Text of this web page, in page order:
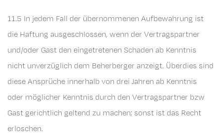
11.5 In jedem Fall der übernommenen Aufbewahrung ist
die Haftung ausgeschlossen, wenn der Vertragspartner
und/oder Gast den eingetretenen Schaden ab Kenntnis
nicht unverzüglich dem Beherberger anzeigt. Überdies sind
diese Ansprüche innerhalb von drei Jahren ab Kenntnis
oder möglicher Kenntnis durch den Vertragspartner bzw
Gast gerichtlich geltend zu machen; sonst ist das Recht
erloschen.